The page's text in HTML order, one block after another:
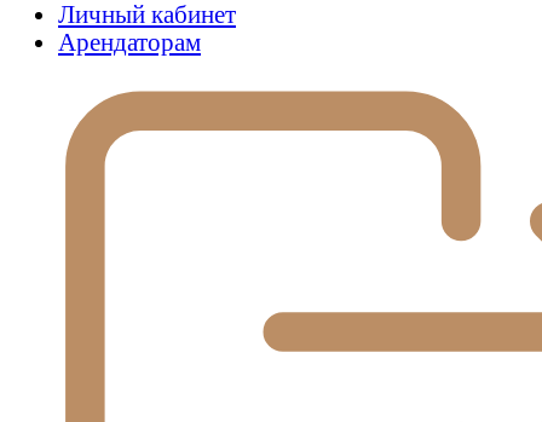
Личный кабинет
Арендаторам